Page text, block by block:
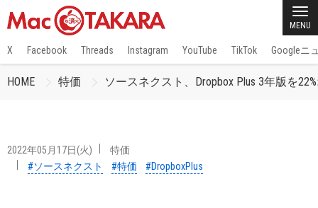
MENU
X Facebook Threads Instagram YouTube TikTok Googleニ
HOME 特価 ソースネクスト、Dropbox Plus 3年版を
2022年05月17日(火)
特価
#ソースネクスト
#特価 #DropboxPlus